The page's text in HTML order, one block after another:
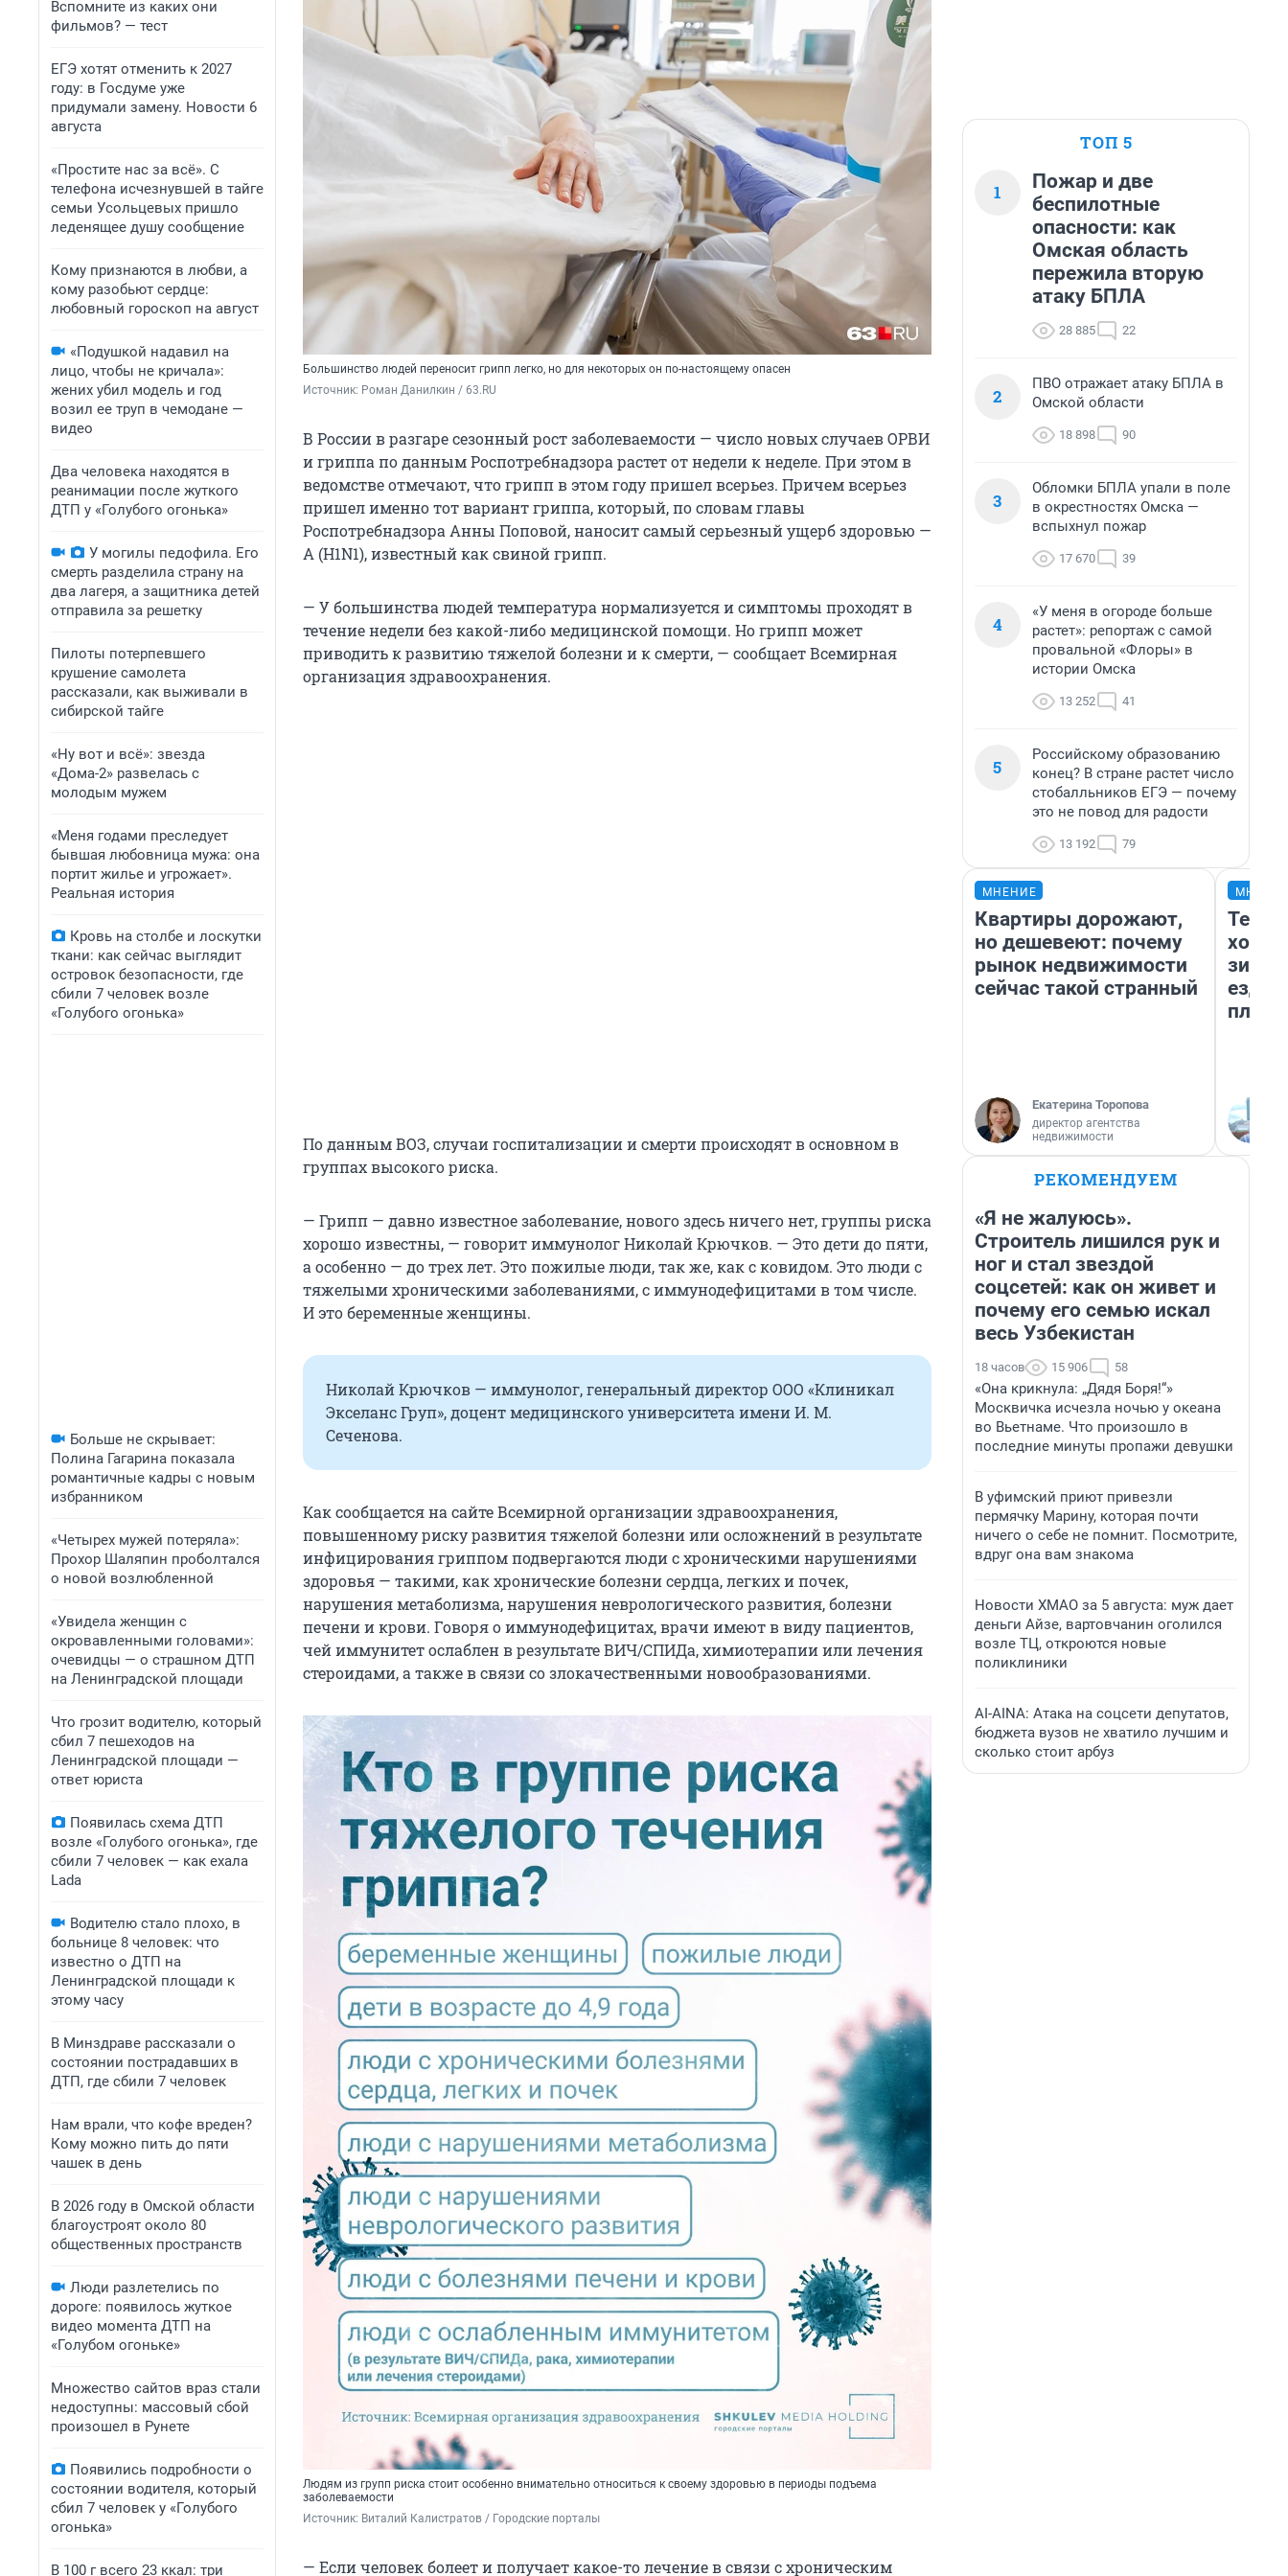
Вспомните из каких они
фильмов? — тест
ЕГЭ хотят отменить к 2027
году: в Госдуме уже
придумали замену. Новости 6
августа
«Простите нас за всё». С
телефона исчезнувшей в тайге
семьи Усольцевых пришло
леденящее душу сообщение
Кому признаются в любви, а
кому разобьют сердце:
любовный гороскоп на август
«Подушкой надавил на
лицо, чтобы не кричала»:
жених убил модель и год
возил ее труп в чемодане —
видео
Два человека находятся в
реанимации после жуткого
ДТП у «Голубого огонька»
У могилы педофила. Его
смерть разделила страну на
два лагеря, а защитника детей
отправила за решетку
Пилоты потерпевшего
крушение самолета
рассказали, как выживали в
сибирской тайге
«Ну вот и всё»: звезда
«Дома-2» развелась с
молодым мужем
«Меня годами преследует
бывшая любовница мужа: она
портит жилье и угрожает».
Реальная история
Кровь на столбе и лоскутки
ткани: как сейчас выглядит
островок безопасности, где
сбили 7 человек возле
«Голубого огонька»
Больше не скрывает:
Полина Гагарина показала
романтичные кадры с новым
избранником
«Четырех мужей потеряла»:
Прохор Шаляпин проболтался
о новой возлюбленной
«Увидела женщин с
окровавленными головами»:
очевидцы — о страшном ДТП
на Ленинградской площади
Что грозит водителю, который
сбил 7 пешеходов на
Ленинградской площади —
ответ юриста
Появилась схема ДТП
возле «Голубого огонька», где
сбили 7 человек — как ехала
Lada
Водителю стало плохо, в
больнице 8 человек: что
известно о ДТП на
Ленинградской площади к
этому часу
В Минздраве рассказали о
состоянии пострадавших в
ДТП, где сбили 7 человек
Нам врали, что кофе вреден?
Кому можно пить до пяти
чашек в день
В 2026 году в Омской области
благоустроят около 80
общественных пространств
Люди разлетелись по
дороге: появилось жуткое
видео момента ДТП на
«Голубом огоньке»
Множество сайтов враз стали
недоступны: массовый сбой
произошел в Рунете
Появились подробности о
состоянии водителя, который
сбил 7 человек у «Голубого
огонька»
В 100 г всего 23 ккал: три
Большинство людей переносит грипп легко, но для некоторых он по-настоящему опасен
Источник: Роман Данилкин / 63.RU
В России в разгаре сезонный рост заболеваемости — число новых случаев ОРВИ
и гриппа по данным Роспотребнадзора растет от недели к неделе. При этом в
ведомстве отмечают, что грипп в этом году пришел всерьез. Причем всерьез
пришел именно тот вариант гриппа, который, по словам главы
Роспотребнадзора Анны Поповой, наносит самый серьезный ущерб здоровью —
А (H1N1), известный как свиной грипп.
— У большинства людей температура нормализуется и симптомы проходят в
течение недели без какой-либо медицинской помощи. Но грипп может
приводить к развитию тяжелой болезни и к смерти, — сообщает Всемирная
организация здравоохранения.
По данным ВОЗ, случаи госпитализации и смерти происходят в основном в
группах высокого риска.
— Грипп — давно известное заболевание, нового здесь ничего нет, группы риска
хорошо известны, — говорит иммунолог Николай Крючков. — Это дети до пяти,
а особенно — до трех лет. Это пожилые люди, так же, как с ковидом. Это люди с
тяжелыми хроническими заболеваниями, с иммунодефицитами в том числе.
И это беременные женщины.
Николай Крючков — иммунолог, генеральный директор ООО «Клиникал
Экселанс Груп», доцент медицинского университета имени И. М.
Сеченова.
Как сообщается на сайте Всемирной организации здравоохранения,
повышенному риску развития тяжелой болезни или осложнений в результате
инфицирования гриппом подвергаются люди с хроническими нарушениями
здоровья — такими, как хронические болезни сердца, легких и почек,
нарушения метаболизма, нарушения неврологического развития, болезни
печени и крови. Говоря о иммунодефицитах, врачи имеют в виду пациентов,
чей иммунитет ослаблен в результате ВИЧ/СПИДа, химиотерапии или лечения
стероидами, а также в связи со злокачественными новообразованиями.
Людям из групп риска стоит особенно внимательно относиться к своему здоровью в периоды подъема
заболеваемости
Источник: Виталий Калистратов / Городские порталы
— Если человек болеет и получает какое-то лечение в связи с хроническим
ТОП 5
1
Пожар и две
беспилотные
опасности: как
Омская область
пережила вторую
атаку БПЛА
28 885 22
2
ПВО отражает атаку БПЛА в
Омской области
18 898 90
3
Обломки БПЛА упали в поле
в окрестностях Омска —
вспыхнул пожар
17 670 39
4
«У меня в огороде больше
растет»: репортаж с самой
провальной «Флоры» в
истории Омска
13 252 41
5
Российскому образованию
конец? В стране растет число
стобалльников ЕГЭ — почему
это не повод для радости
13 192 79
МНЕНИЕ
Квартиры дорожают,
но дешевеют: почему
рынок недвижимости
сейчас такой странный
Екатерина Торопова
директор агентства
недвижимости
ездит
РЕКОМЕНДУЕМ
«Я не жалуюсь».
Строитель лишился рук и
ног и стал звездой
соцсетей: как он живет и
почему его семью искал
весь Узбекистан
18 часов 15 906 58
«Она крикнула: „Дядя Боря!“»
Москвичка исчезла ночью у океана
во Вьетнаме. Что произошло в
последние минуты пропажи девушки
В уфимский приют привезли
пермячку Марину, которая почти
ничего о себе не помнит. Посмотрите,
вдруг она вам знакома
Новости ХМАО за 5 августа: муж дает
деньги Айзе, вартовчанин оголился
возле ТЦ, откроются новые
поликлиники
AI-AINA: Атака на соцсети депутатов,
бюджета вузов не хватило лучшим и
сколько стоит арбуз